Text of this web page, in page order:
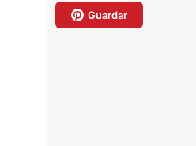
Guardar